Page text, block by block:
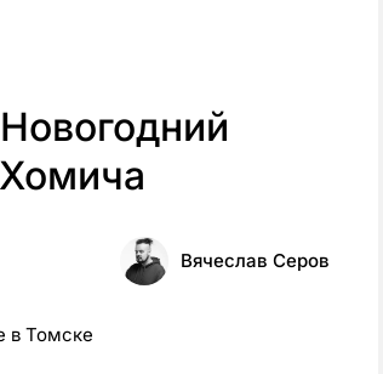
Вячеслав Серов
в Томске